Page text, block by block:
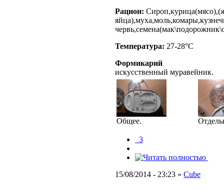
Рацион:
Температура: 27-28°C
Формикарий
искусственный муравейник.
Общее.
_3
15/08/2014 - 23:23 » Cube